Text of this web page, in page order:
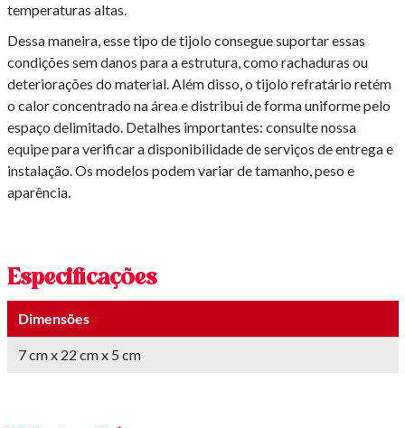
temperaturas altas.
Dessa maneira, esse tipo de tijolo consegue suportar essas
condições sem danos para a estrutura, como rachaduras ou
deteriorações do material. Além disso, o tijolo refratário retém
o calor concentrado na área e distribui de forma uniforme pelo
espaço delimitado. Detalhes importantes: consulte nossa
equipe para verificar a disponibilidade de serviços de entrega e
instalação. Os modelos podem variar de tamanho, peso e
aparência.
Especificações
Dimensões
7 cm x 22 cm x 5 cm